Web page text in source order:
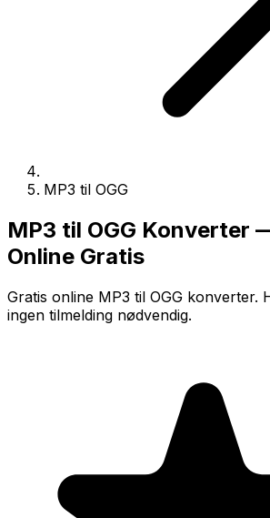
MP3 til OGG
MP3 til OGG Konverter
Online Gratis
Gratis online MP3 til OGG konverter.
ingen tilmelding nødvendig.